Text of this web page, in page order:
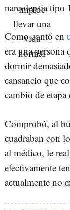
narcolepsia tipo
Como contó en
era una persona
dormir
cansancio que
cambio de etapa
Comprobó, al
cuadraban con
al médico, le
efectivamente
actualmente no